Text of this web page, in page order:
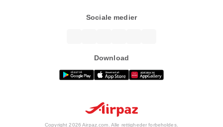
Sociale medier
Download
Copyright 2026 Airpaz.com. Alle rettigheder forbeholdes.